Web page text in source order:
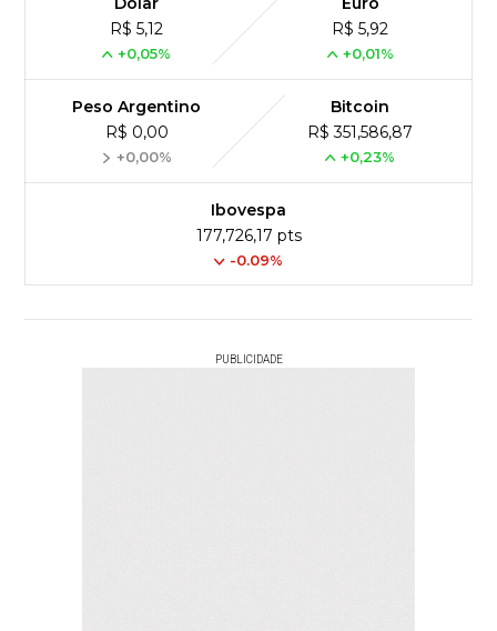
R$ 5,12
+0,05%
R$ 5,92
+0,01%
Peso Argentino
R$ 0,00
+0,00%
Bitcoin
R$ 351,586,87
+0,23%
Ibovespa
177,726,17 pts
-0.09%
PUBLICIDADE